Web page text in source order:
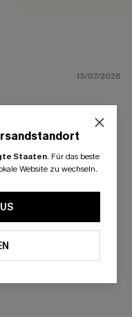
13/07/2026
Kontakt. Finde
nochmal bestellt
Staaten. Für das beste
Website zu wechseln.